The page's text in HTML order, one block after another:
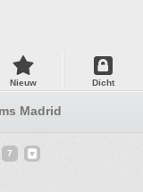
Nieuw Dicht
Madrid
7